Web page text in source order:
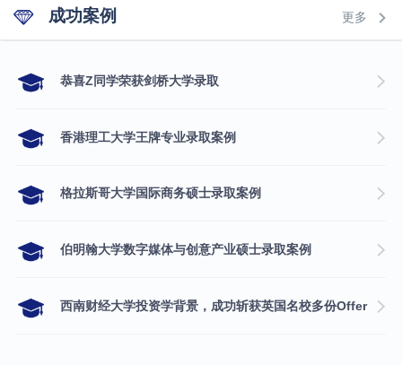
成功案例 更多
​恭喜Z同学荣获剑桥大学录取
香港理工大学王牌专业录取案例
格拉斯哥大学国际商务硕士录取案例
伯明翰大学数字媒体与创意产业硕士录取案例
西南财经大学投资学背景，成功斩获英国名校多份Offer